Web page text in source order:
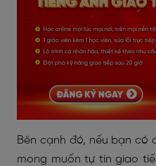
Bên cạnh đó, nếu bạn có
mong muốn tự tin giao